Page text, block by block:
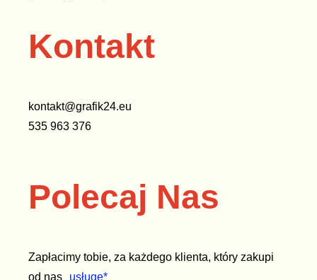
Kontakt
kontakt@grafik24.eu
535 963 376
Polecaj Nas
Zapłacimy tobie, za każdego klienta, który zakupi
od nas
usługę*